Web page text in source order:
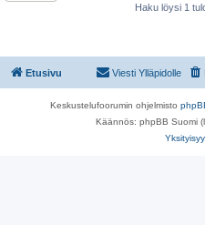
Haku löysi 1
Etusivu Viesti Ylläpidolle
Keskustelufoorumin ohjelmisto
Käännös: phpBB Suomi